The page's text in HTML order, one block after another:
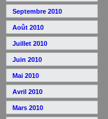
Septembre 2010
Août 2010
Juillet 2010
Juin 2010
Mai 2010
Avril 2010
Mars 2010